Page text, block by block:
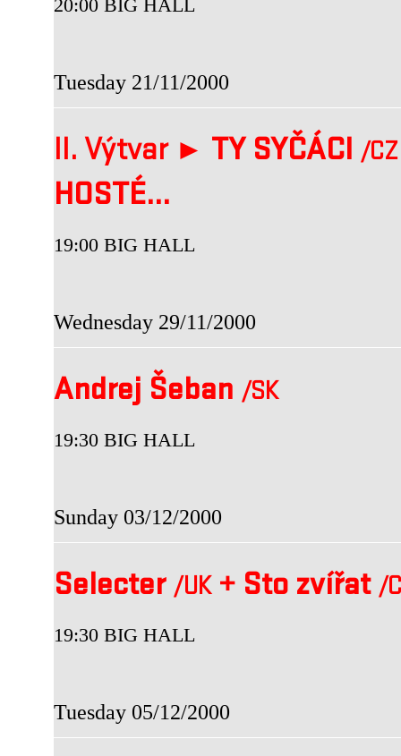
20:00 BIG HALL
Tuesday 21/11/2000
II. Výtvar ► TY SYČÁCI /CZ
HOSTÉ...
19:00 BIG HALL
Wednesday 29/11/2000
Andrej Šeban /SK
19:30 BIG HALL
Sunday 03/12/2000
Selecter /UK + Sto zvířat /
19:30 BIG HALL
Tuesday 05/12/2000